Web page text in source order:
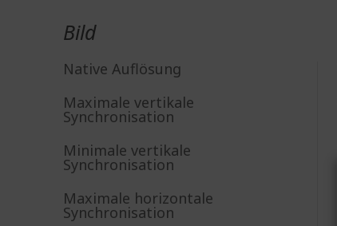
Bild
Native Auflösung
Maximale vertikale
Synchronisation
Minimale vertikale
Synchronisation
Maximale horizontale
Synchronisation